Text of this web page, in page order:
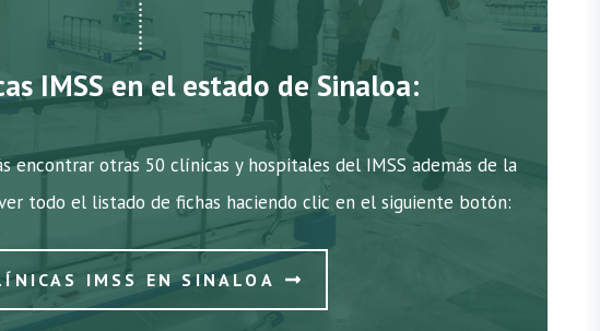
IMSS en el estado de Sinaloa:
encontrar otras 50 clínicas y hospitales del IMSS además de la
todo el listado de fichas haciendo clic en el siguiente botón:
IMSS EN SINALOA